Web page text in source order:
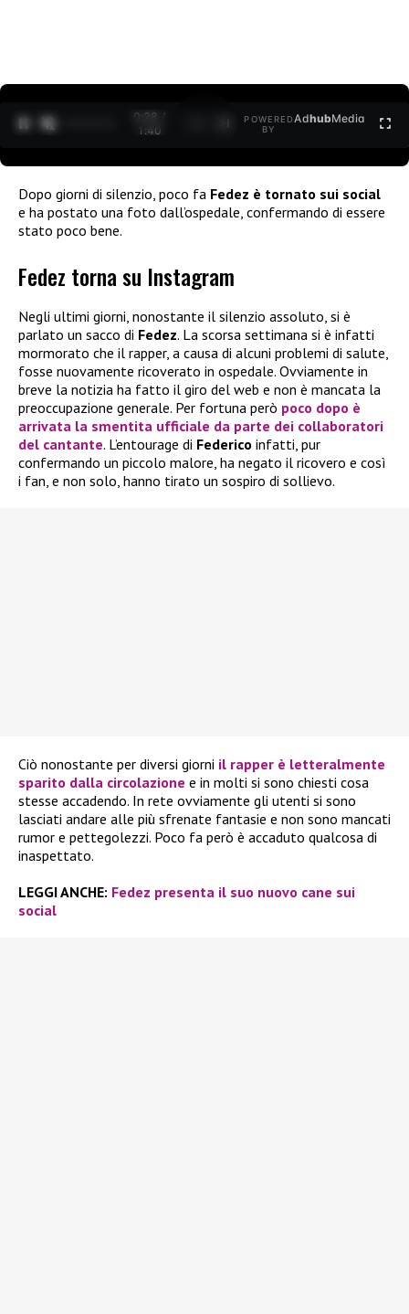
0:30 /
1:40
POWERED
BY
AdhubMedia
Dopo giorni di silenzio, poco fa Fedez è tornato sui social
e ha postato una foto dall’ospedale, confermando di essere
stato poco bene.
Fedez torna su Instagram
Negli ultimi giorni, nonostante il silenzio assoluto, si è
parlato un sacco di Fedez. La scorsa settimana si è infatti
mormorato che il rapper, a causa di alcuni problemi di salute,
fosse nuovamente ricoverato in ospedale. Ovviamente in
breve la notizia ha fatto il giro del web e non è mancata la
preoccupazione generale. Per fortuna però poco dopo è
arrivata la smentita ufficiale da parte dei collaboratori
del cantante. L’entourage di Federico infatti, pur
confermando un piccolo malore, ha negato il ricovero e così
i fan, e non solo, hanno tirato un sospiro di sollievo.
Ciò nonostante per diversi giorni il rapper è letteralmente
sparito dalla circolazione e in molti si sono chiesti cosa
stesse accadendo. In rete ovviamente gli utenti si sono
lasciati andare alle più sfrenate fantasie e non sono mancati
rumor e pettegolezzi. Poco fa però è accaduto qualcosa di
inaspettato.
LEGGI ANCHE: Fedez presenta il suo nuovo cane sui
social